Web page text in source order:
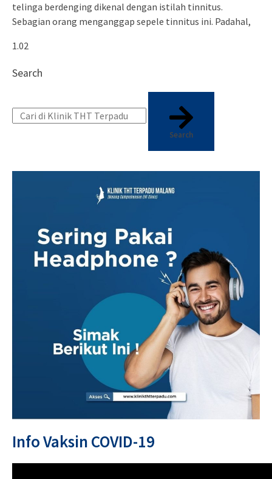
telinga berdenging dikenal dengan istilah tinnitus.
Sebagian orang menganggap sepele tinnitus ini. Padahal,
Search
Search
Info Vaksin COVID-19